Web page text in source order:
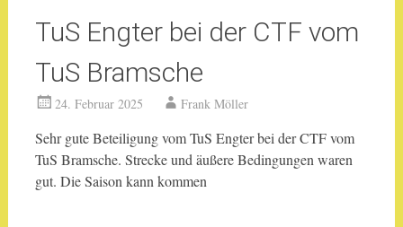
TuS Engter bei der CTF vom
TuS Bramsche
24. Februar 2025 Frank Möller
Sehr gute Beteiligung vom TuS Engter bei der CTF vom
TuS Bramsche. Strecke und äußere Bedingungen waren
gut. Die Saison kann kommen